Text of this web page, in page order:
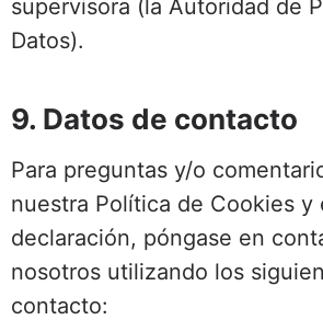
supervisora (la Autoridad de
Datos).
9. Datos de contacto
Para preguntas y/o
nuestra Política de Cookies y
declaración, póngase en
nosotros utilizando los
contacto: